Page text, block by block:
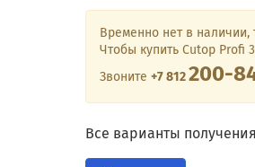
Временно нет в наличии,
Чтобы купить Cutop Profi
Звоните +7 812200-
Все варианты